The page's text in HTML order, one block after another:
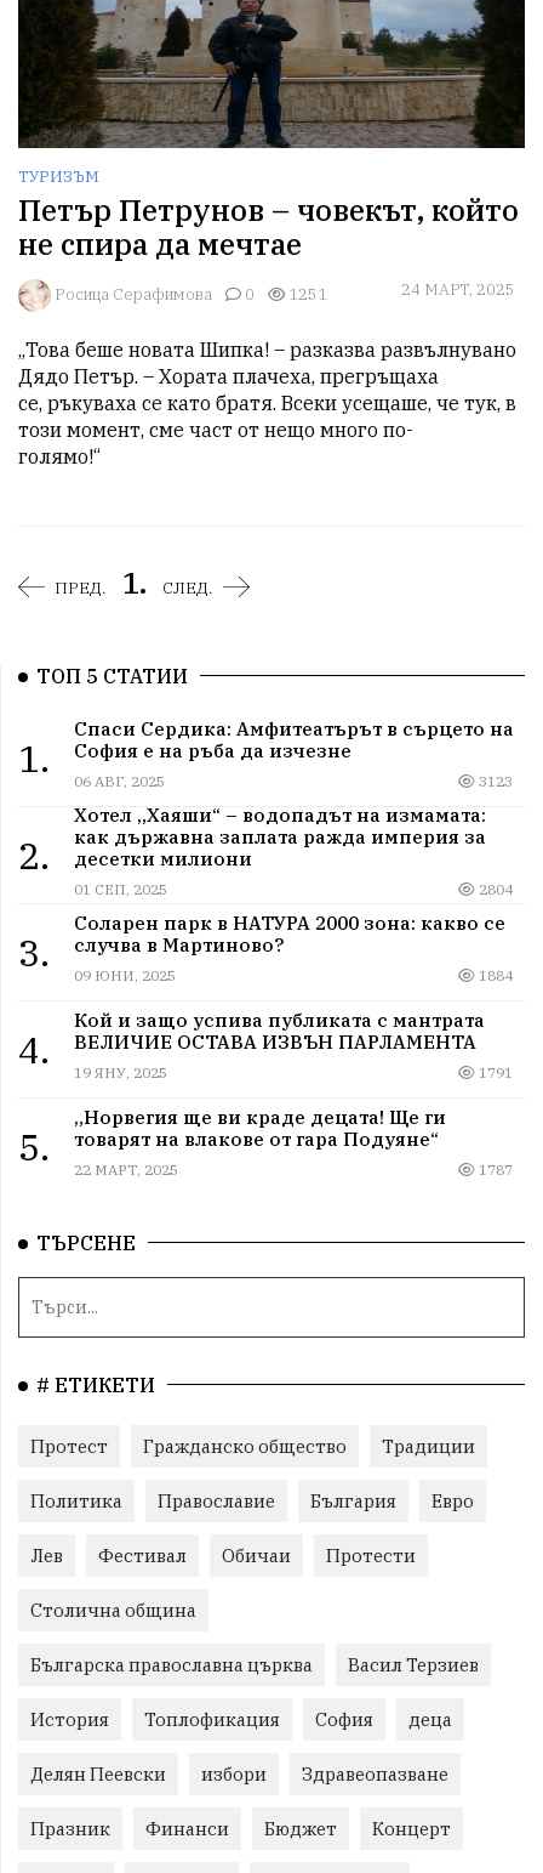
ТУРИЗЪМ
Петър Петрунов – човекът, който
не спира да мечтае
Росица Серафимова 0 1251 24 МАРТ, 2025
„Това беше новата Шипка! – разказва развълнувано
Дядо Петър. – Хората плачеха, прегръщаха
се, ръкуваха се като братя. Всеки усещаше, че тук, в
този момент, сме част от нещо много по-
голямо!“
ПРЕД. 1. СЛЕД.
ТОП 5 СТАТИИ
1.
Спаси Сердика: Амфитеатърът в сърцето на
София е на ръба да изчезне
06 АВГ, 2025 3123
2.
Хотел „Хаяши“ – водопадът на измамата:
как държавна заплата ражда империя за
десетки милиони
01 СЕП, 2025 2804
3.
Соларен парк в НАТУРА 2000 зона: какво се
случва в Мартиново?
09 ЮНИ, 2025 1884
4.
Кой и защо успива публиката с мантрата
ВЕЛИЧИЕ ОСТАВА ИЗВЪН ПАРЛАМЕНТА
19 ЯНУ, 2025 1791
5.
„Норвегия ще ви краде децата! Ще ги
товарят на влакове от гара Подуяне“
22 МАРТ, 2025 1787
ТЪРСЕНЕ
# ЕТИКЕТИ
Протест Гражданско общество Традиции
Политика Православие България Евро
Лев Фестивал Обичаи Протести
Столична община
Българска православна църква Васил Терзиев
История Топлофикация София деца
Делян Пеевски избори Здравеопазване
Празник Финанси Бюджет Концерт